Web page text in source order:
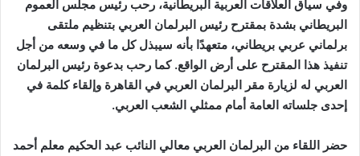
وفي سياق العلاقات العربية البريطانية، رحب رئيس مجلس العموم
البريطاني بشدة بمقترح رئيس البرلمان العربي بتنظيم ملتقى
برلماني عربي بريطاني، متعهدًا بأنه سيبذل كل ما في وسعه من أجل
تنفيذ هذا المقترح على أرض الواقع. كما رحب بدعوة رئيس البرلمان
العربي له لزيارة مقر البرلمان العربي في القاهرة وإلقاء كلمة في
إحدى جلساته العامة أمام ممثلي الشعب العربي.
حضر اللقاء من البرلمان العربي معالي النائب عبد الحكيم معلم أحمد